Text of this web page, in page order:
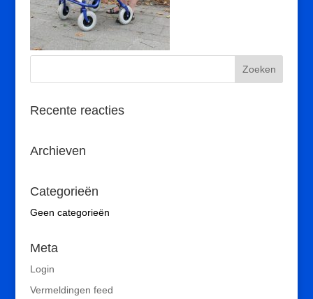
Recente reacties
Archieven
Categorieën
Geen categorieën
Meta
Login
Vermeldingen feed